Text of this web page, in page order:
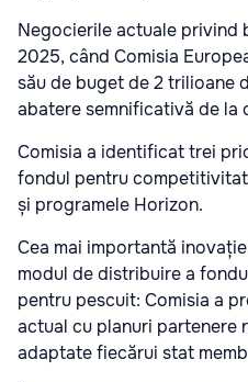
Negocierile actuale privind
2025, când Comisia
său de buget de 2 trilioane
abatere semnificativă de la
Comisia a identificat trei
fondul pentru
și programele Horizon.
Cea mai importantă
modul de distribuire a
pentru pescuit: Comisia a
actual cu planuri partenere
adaptate fiecărui stat